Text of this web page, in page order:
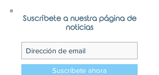
Suscríbete a nuestra página de
noticias
Suscríbete ahora